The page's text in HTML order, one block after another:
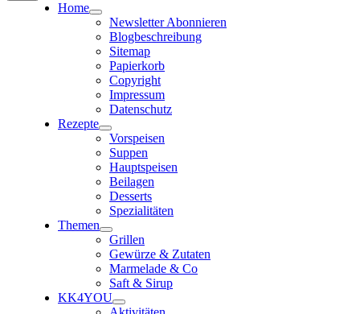
Home
Newsletter Abonnieren
Blogbeschreibung
Sitemap
Papierkorb
Copyright
Impressum
Datenschutz
Rezepte
Vorspeisen
Suppen
Hauptspeisen
Beilagen
Desserts
Spezialitäten
Themen
Grillen
Gewürze & Zutaten
Marmelade & Co
Saft & Sirup
KK4YOU